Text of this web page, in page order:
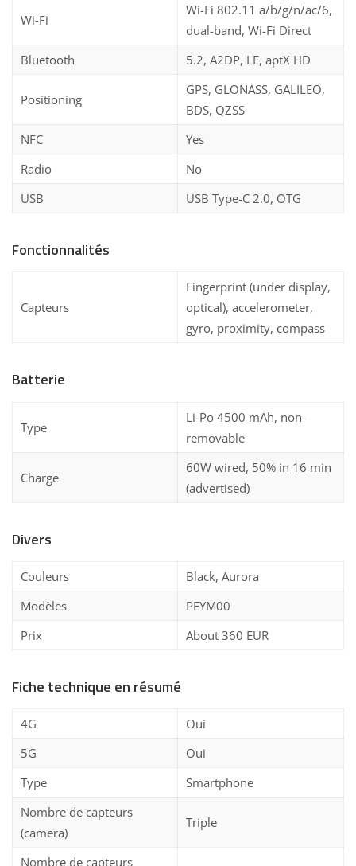
Wi-Fi
Wi-Fi 802.11 a/b/g/n/ac/6,
dual-band, Wi-Fi Direct
Bluetooth
5.2, A2DP, LE, aptX HD
Positioning
GPS, GLONASS, GALILEO,
BDS, QZSS
NFC
Yes
Radio
No
USB
USB Type-C 2.0, OTG
Fonctionnalités
Capteurs
Fingerprint (under display,
optical), accelerometer,
gyro, proximity, compass
Batterie
Type
Li-Po 4500 mAh, non-
removable
Charge
60W wired, 50% in 16 min
(advertised)
Divers
Couleurs
Black, Aurora
Modèles
PEYM00
Prix
About 360 EUR
Fiche technique en résumé
4G
Oui
5G
Oui
Type
Smartphone
Nombre de capteurs
(camera)
Triple
Nombre de capteurs